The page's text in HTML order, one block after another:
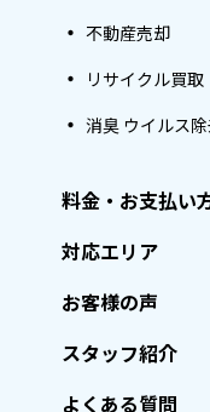
不動産売却
リサイクル買取
消臭 ウイルス
料金・お支払い
対応エリア
お客様の声
スタッフ紹介
よくある質問